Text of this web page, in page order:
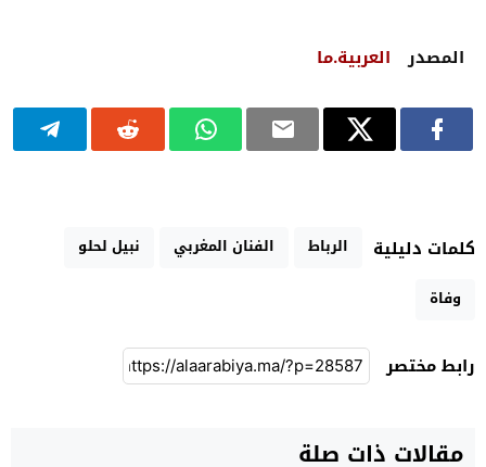
المصدر العربية.ما
كلمات دليلية الرباط الفنان المغربي
نبيل لحلو
وفاة
رابط مختصر
مقالات ذات صلة